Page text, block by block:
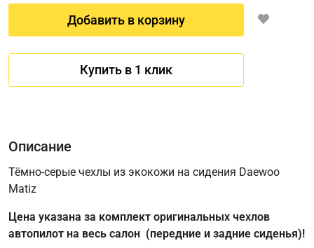
Добавить в корзину
Купить в 1 клик
Имя
Описание
Тёмно-серые чехлы из экокожи на сидения Daewoo
Matiz
Цена указана за комплект оригинальных чехлов
автопилот на весь салон (передние и задние сиденья)!